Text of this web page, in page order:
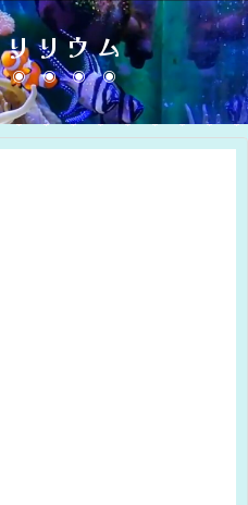
リウム